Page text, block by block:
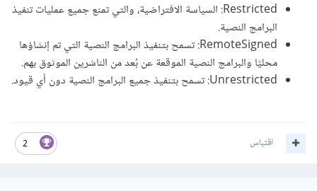
Restricted: السياسة الافتراضية، والتي تمنع جميع عمليات تنفيذ
البرامج النصية.
RemoteSigned: تسمح بتنفيذ البرامج النصية التي تم إنشاؤها
محليًا والبرامج النصية الموقعة عن بُعد من الناشرين الموثوق بهم.
Unrestricted: تسمح بتنفيذ جميع البرامج النصية دون أي قيود.
2 اقتباس